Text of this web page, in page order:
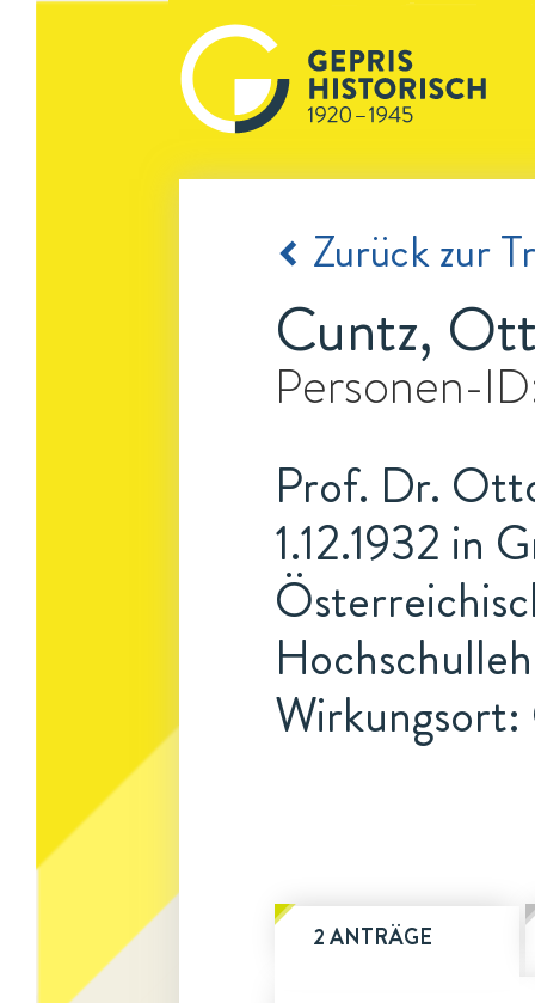
Zurück zur
Cuntz,
Personen-
Prof. Dr.
1.12.1932 in
Wirkungsort:
2 ANTRÄGE